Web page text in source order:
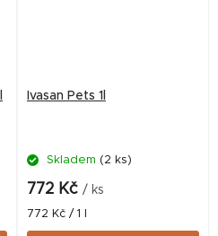
Ivasan Pets 1l
Skladem (2 ks)
772 Kč / ks
Měrná
cena:
772 Kč / 1 l